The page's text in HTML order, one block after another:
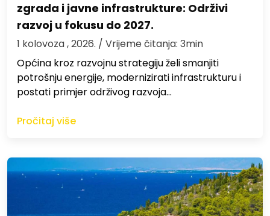
zgrada i javne infrastrukture: Održivi
razvoj u fokusu do 2027.
1 kolovoza , 2026. / Vrijeme čitanja: 3min
Općina kroz razvojnu strategiju želi smanjiti
potrošnju energije, modernizirati infrastrukturu i
postati primjer održivog razvoja…
Pročitaj više